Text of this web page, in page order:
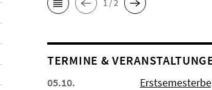
1 / 2
TERMINE &
05.10.